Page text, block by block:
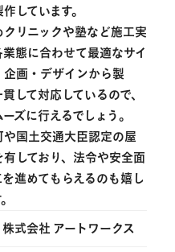
作 しています。
リニックや塾など施工実
態に合わせて最適なサイ
企画・デザインから製
して対応しているので、
ズに行えるでしょう。
国土交通大臣認定の屋
しており、法令や安全面
進めてもらえるのも嬉し
株式会社 アートワークス